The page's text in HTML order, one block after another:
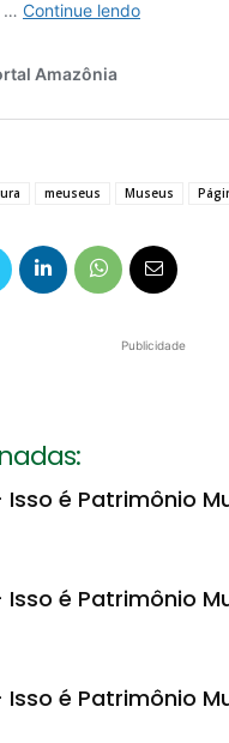
meuseus Museus
Publicidade
é Patrimônio
é Patrimônio
é Patrimônio